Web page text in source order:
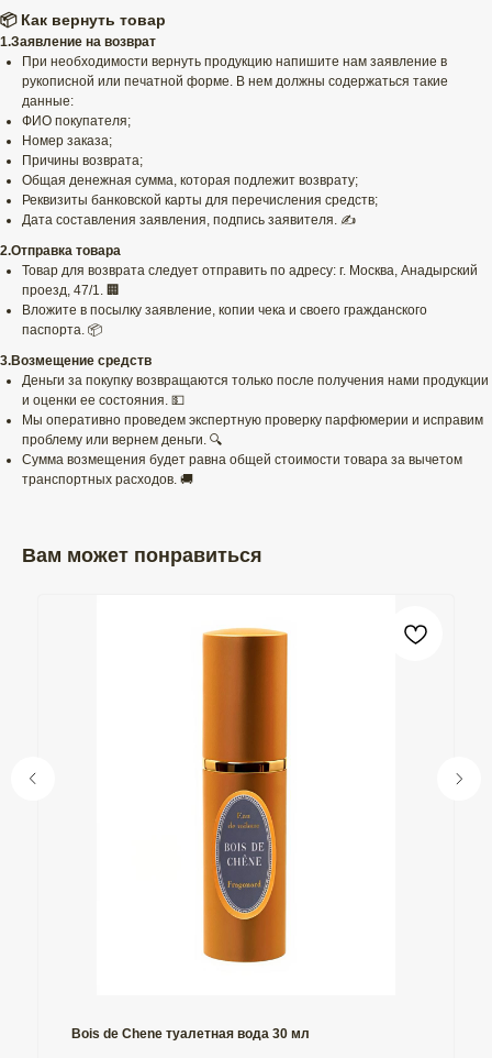
📦 Как вернуть товар
1.Заявление на возврат
При необходимости вернуть продукцию напишите нам заявление в
рукописной или печатной форме. В нем должны содержаться такие
данные:
ФИО покупателя;
Номер заказа;
Причины возврата;
Общая денежная сумма, которая подлежит возврату;
Реквизиты банковской карты для перечисления средств;
Дата составления заявления, подпись заявителя. ✍️
2.Отправка товара
Товар для возврата следует отправить по адресу: г. Москва, Анадырский
проезд, 47/1. 🏢
Вложите в посылку заявление, копии чека и своего гражданского
паспорта. 📦
3.Возмещение средств
Деньги за покупку возвращаются только после получения нами продукции
и оценки ее состояния. 💵
Мы оперативно проведем экспертную проверку парфюмерии и исправим
проблему или вернем деньги. 🔍
Сумма возмещения будет равна общей стоимости товара за вычетом
транспортных расходов. 🚚
Вам может понравиться
Bois de Сhene туалетная вода 30 мл